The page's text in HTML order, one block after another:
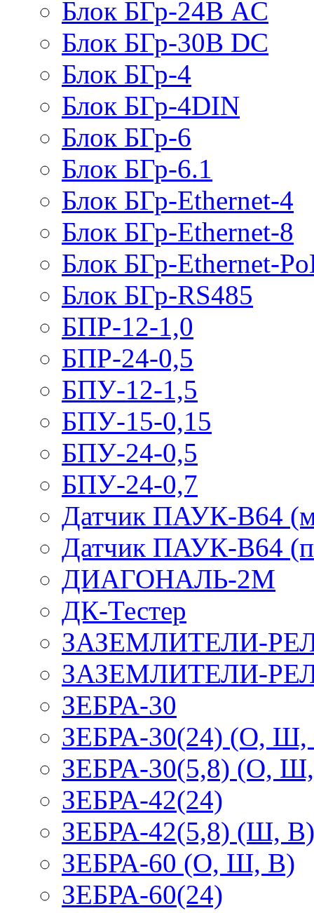
Блок БГр-24В AC
Блок БГр-30В DC
Блок БГр-4
Блок БГр-4DIN
Блок БГр-6
Блок БГр-6.1
Блок БГр-Ethernet-4
Блок БГр-Ethernet-8
Блок БГр-Ethernet-
Блок БГр-RS485
БПР-12-1,0
БПР-24-0,5
БПУ-12-1,5
БПУ-15-0,15
БПУ-24-0,5
БПУ-24-0,7
Датчик ПАУК-В64
Датчик ПАУК-В64
ДИАГОНАЛЬ-2М
ДК-Тестер
ЗАЗЕМЛИТЕЛИ-
ЗАЗЕМЛИТЕЛИ-
ЗЕБРА-30
ЗЕБРА-30(24) (О,
ЗЕБРА-30(5,8) (О,
ЗЕБРА-42(24)
ЗЕБРА-42(5,8) (Ш, В)
ЗЕБРА-60 (О, Ш, В)
ЗЕБРА-60(24)